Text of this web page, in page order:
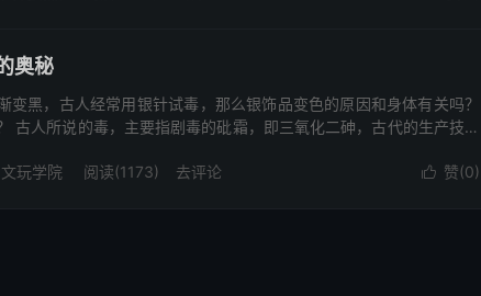
奥秘
变黑，古人经常用银针试毒，那么银饰品变色的原因和身体有关吗？
古人所说的毒，主要指剧毒的砒霜，即三氧化二砷，古代的生产技术
 赞(0)
文玩学院 阅读(1173) 去评论